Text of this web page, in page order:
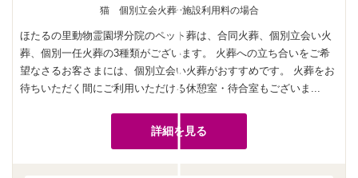
猫 個別立会火葬+施設利用料の場合
ほたるの里動物霊園堺分院のペット葬は、合同火葬、個別立会い火
葬、個別一任火葬の3種類がございます。 火葬への立ち合いをご希
望なさるお客さまには、個別立会い火葬がおすすめです。 火葬をお
待ちいただく間にご利用いただける休憩室・待合室もございま...
詳細を見る